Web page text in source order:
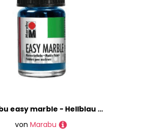
Marabu easy marble - Hellblau 090 15 ml.
von Marabu